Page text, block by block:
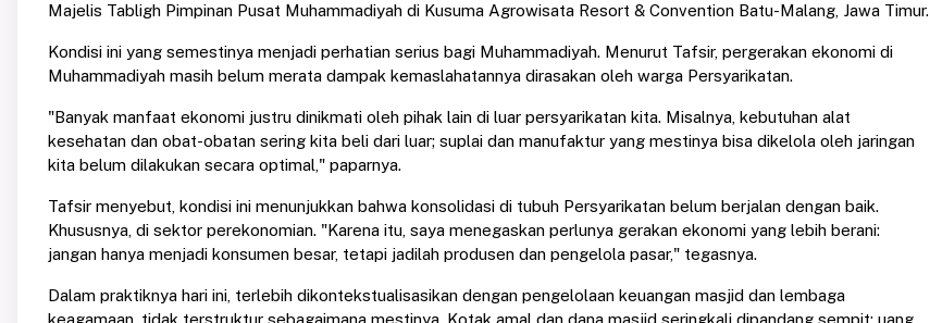
Majelis Tabligh Pimpinan Pusat Muhammadiyah di Kusuma Agrowisata Resort & Convention Batu-Malang, Jawa Timur.
Kondisi ini yang semestinya menjadi perhatian serius bagi Muhammadiyah. Menurut Tafsir, pergerakan ekonomi di
Muhammadiyah masih belum merata dampak kemaslahatannya dirasakan oleh warga Persyarikatan.
"Banyak manfaat ekonomi justru dinikmati oleh pihak lain di luar persyarikatan kita. Misalnya, kebutuhan alat
kesehatan dan obat-obatan sering kita beli dari luar; suplai dan manufaktur yang mestinya bisa dikelola oleh jaringan
kita belum dilakukan secara optimal," paparnya.
Tafsir menyebut, kondisi ini menunjukkan bahwa konsolidasi di tubuh Persyarikatan belum berjalan dengan baik.
Khususnya, di sektor perekonomian. "Karena itu, saya menegaskan perlunya gerakan ekonomi yang lebih berani:
jangan hanya menjadi konsumen besar, tetapi jadilah produsen dan pengelola pasar," tegasnya.
Dalam praktiknya hari ini, terlebih dikontekstualisasikan dengan pengelolaan keuangan masjid dan lembaga